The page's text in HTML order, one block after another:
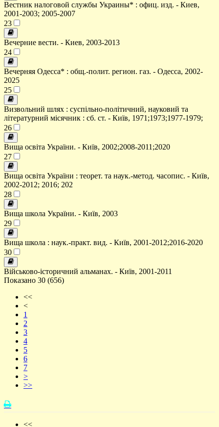
Вестник налоговой службы Украины* : офиц. изд. - Киев,
2001-2003; 2005-2007
23
Вечерние вести. - Киев, 2003-2013
24
Вечерняя Одесса* : общ.-полит. регион. газ. - Одесса, 2002-
2025
25
Визвольний шлях : суспільно-політичний, науковий та
літературний місячник : сб. ст. - Київ, 1971;1973;1977-1979;
26
Вища освіта України. - Київ, 2002;2008-2011;2020
27
Вища освіта України : теорет. та наук.-метод. часопис. - Київ,
2002-2012; 2016; 202
28
Вища школа України. - Київ, 2003
29
Вища школа : наук.-практ. вид. - Київ, 2001-2012;2016-2020
30
Військово-історичний альманах. - Київ, 2001-2011
Показано 30 (656)
<<
<
1
2
3
4
5
6
7
>
>>
<<